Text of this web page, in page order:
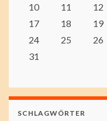
10
11 12
17
18 19
24
25 26
31
SCHLAGWÖRTER